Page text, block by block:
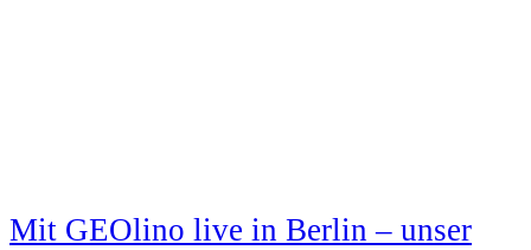
Mit GEOlino live in Berlin – unser